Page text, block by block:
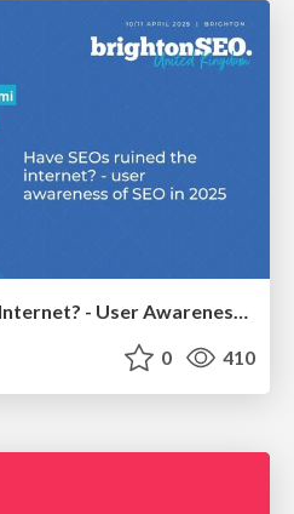
Have SEOs Ruined the Internet? - User Awareness of SEO in 2025
0 410